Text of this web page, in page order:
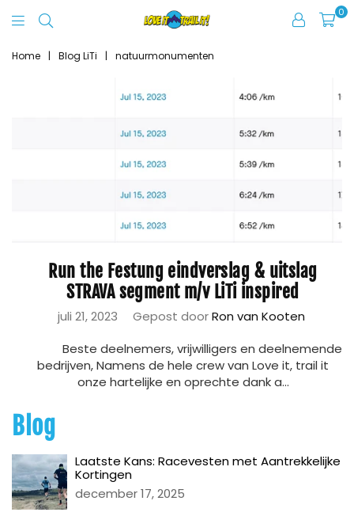
It
Trail
0
Home | Blog LiTi | natuurmonumenten
Run the Festung eindverslag & uitslag
STRAVA segment m/v LiTi inspired
juli 21, 2023 Gepost doorRon van Kooten
Beste deelnemers, vrijwilligers en deelnemende
bedrijven, Namens de hele crew van Love it, trail it
onze hartelijke en oprechte dank a...
Blog
Laatste Kans: Racevesten met Aantrekkelijke
Kortingen
december 17, 2025